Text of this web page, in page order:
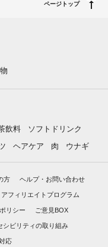
ページトップ
飲料
ソフトドリンク
ヘアケア 肉 ウナギ
方 ヘルプ・お問い合わせ
アフィリエイトプログラム
リシー ご意見BOX
シビリティの取り組み
応